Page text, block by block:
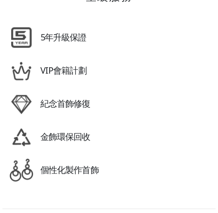
5年升級保證
VIP會籍計劃
紀念首飾修復
金飾環保回收
個性化製作首飾